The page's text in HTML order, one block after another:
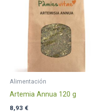
Alimentación
Artemia Annua 120 g
8,93 €